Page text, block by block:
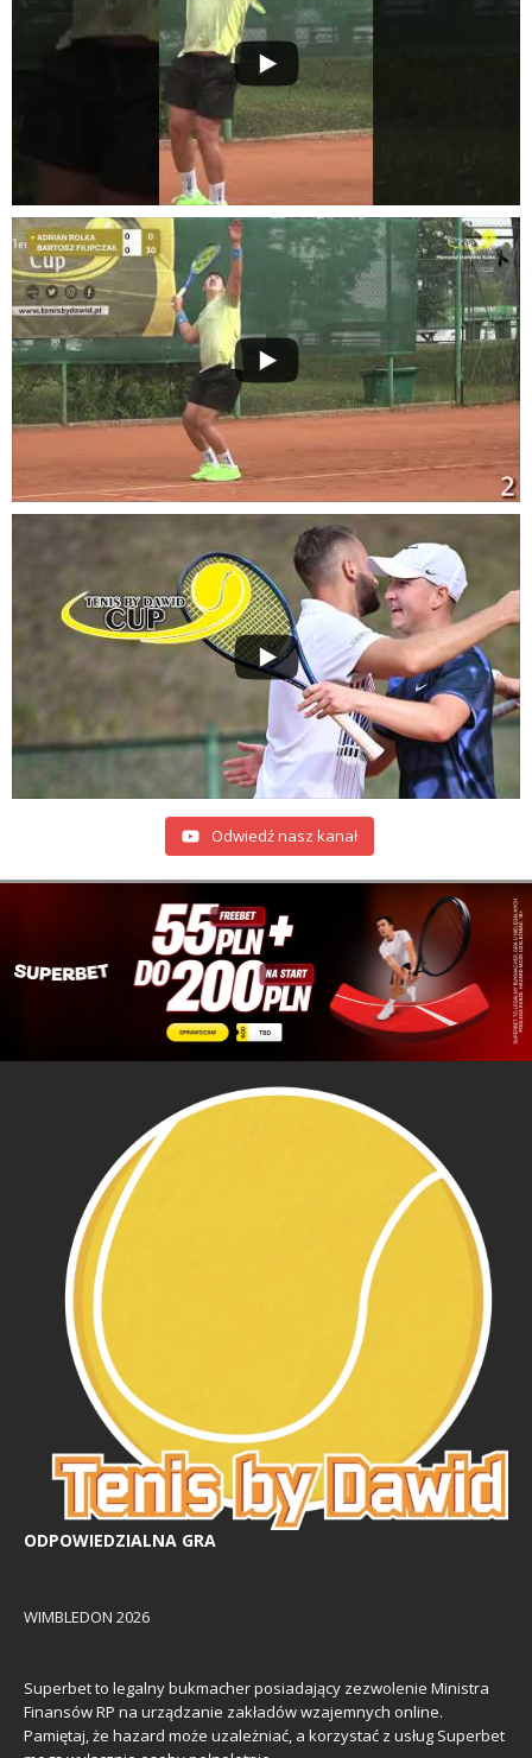
Odwiedź nasz kanał
ODPOWIEDZIALNA GRA
WIMBLEDON 2026
Superbet to legalny bukmacher posiadający zezwolenie Ministra
Finansów RP na urządzanie zakładów wzajemnych online.
Pamiętaj, że hazard może uzależniać, a korzystać z usług Superbet